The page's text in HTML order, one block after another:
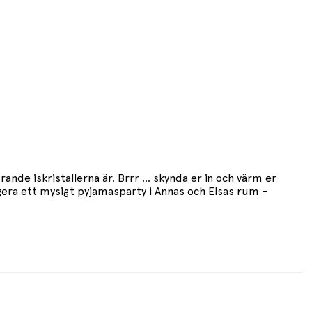
iskristallerna är. Brrr … skynda er in och värm er
ett mysigt pyjamasparty i Annas och Elsas rum –